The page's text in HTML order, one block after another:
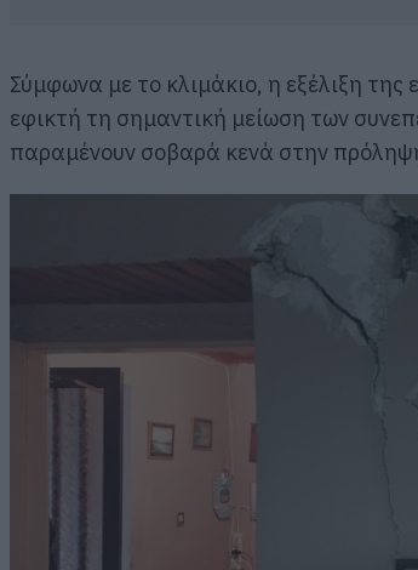
Σύμφωνα με το κλιμάκιο, η εξέλιξη της
εφικτή τη σημαντική μείωση των
παραμένουν σοβαρά κενά στην